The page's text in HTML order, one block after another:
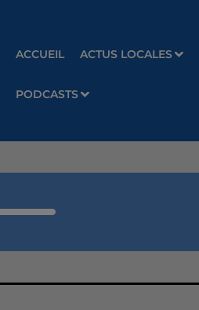
ACCUEIL ACTUS LOCALES
PODCASTS